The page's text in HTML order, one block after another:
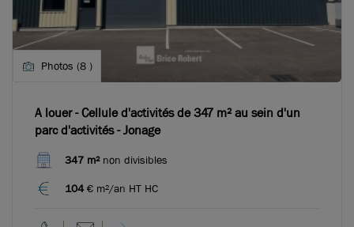
Photos (8 )
A louer - Cellule d'activités de 347 m² au sein d'un
parc d'activités - Jonage
347 m²non divisibles
104€ m²/an HT HC